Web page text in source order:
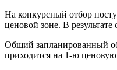
На конкурсный отбор
ценовой зоне. В
Общий запланированный
приходится на 1-ю